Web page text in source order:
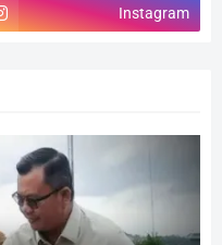
Instagram